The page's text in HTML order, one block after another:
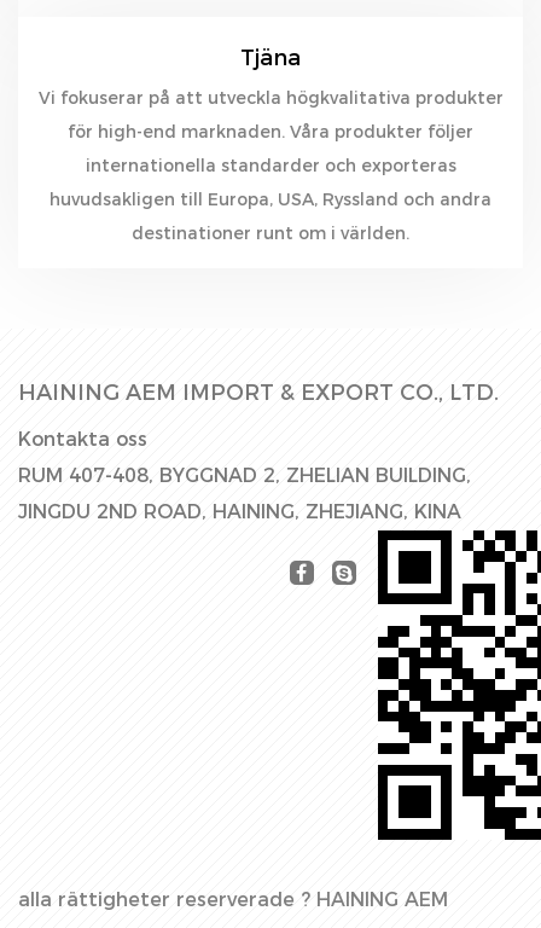
Tjäna
Vi fokuserar på att utveckla högkvalitativa produkter
för high-end marknaden. Våra produkter följer
internationella standarder och exporteras
huvudsakligen till Europa, USA, Ryssland och andra
destinationer runt om i världen.
HAINING AEM IMPORT & EXPORT CO., LTD.
Kontakta oss
RUM 407-408, BYGGNAD 2, ZHELIAN BUILDING,
JINGDU 2ND ROAD, HAINING, ZHEJIANG, KINA
alla rättigheter reserverade ? HAINING AEM